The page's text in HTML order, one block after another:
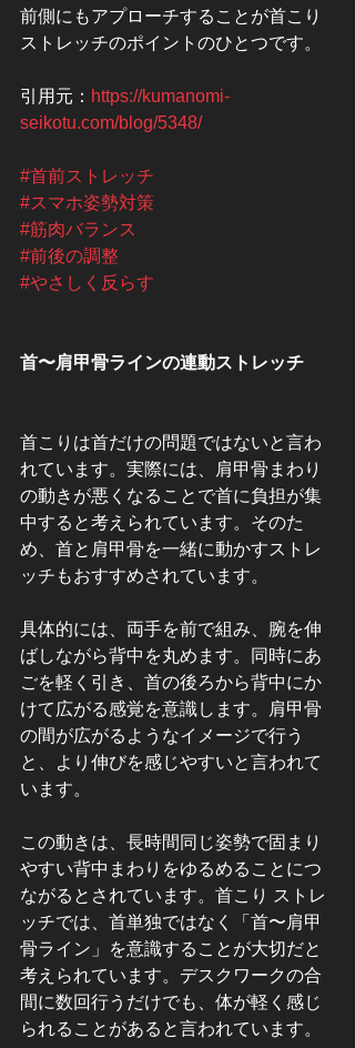
前側にもアプローチすることが首こり
ストレッチのポイントのひとつです。
引用元： https://kumanomi-
seikotu.com/blog/5348/
#首前ストレッチ
#スマホ姿勢対策
#筋肉バランス
#前後の調整
#やさしく反らす
首〜肩甲骨ラインの連動ストレッチ
首こりは首だけの問題ではないと言わ
れています。実際には、肩甲骨まわり
の動きが悪くなることで首に負担が集
中すると考えられています。そのた
め、首と肩甲骨を一緒に動かすストレ
ッチもおすすめされています。
具体的には、両手を前で組み、腕を伸
ばしながら背中を丸めます。同時にあ
ごを軽く引き、首の後ろから背中にか
けて広がる感覚を意識します。肩甲骨
の間が広がるようなイメージで行う
と、より伸びを感じやすいと言われて
います。
この動きは、長時間同じ姿勢で固まり
やすい背中まわりをゆるめることにつ
ながるとされています。首こり ストレ
ッチでは、首単独ではなく「首〜肩甲
骨ライン」を意識することが大切だと
考えられています。デスクワークの合
間に数回行うだけでも、体が軽く感じ
られることがあると言われています。